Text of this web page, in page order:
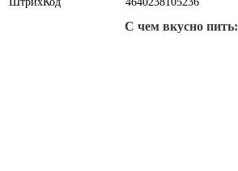
С чем вкусно пить: